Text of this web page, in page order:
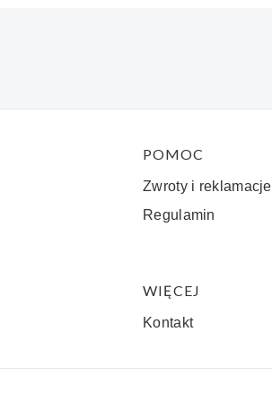
Linki w stopce
POMOC
Zwroty i reklamacje
Regulamin
WIĘCEJ
Kontakt